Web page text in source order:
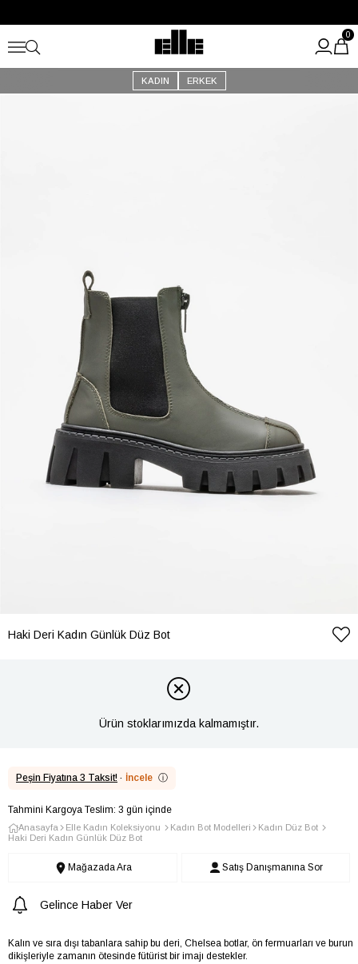
Kargo Ücretsiz!
KADIN ERKEK
0
Haki Deri Kadın Günlük Düz Bot
Ürün stoklarımızda kalmamıştır.
Peşin Fiyatına 3 Taksit! · İncele ⓘ
Tahmini Kargoya Teslim: 3 gün içinde
Anasayfa Elle Kadın Koleksiyonu Kadın Bot Modelleri
Kadın Düz Bot
Haki Deri Kadın Günlük Düz Bot
Mağazada Ara Satış Danışmanına Sor
Gelince Haber Ver
Kalın ve sıra dışı tabanlara sahip bu deri, Chelsea botlar, ön fermuarları ve burun
dikişleriyle zamanın ötesinde fütürist bir imajı destekler.